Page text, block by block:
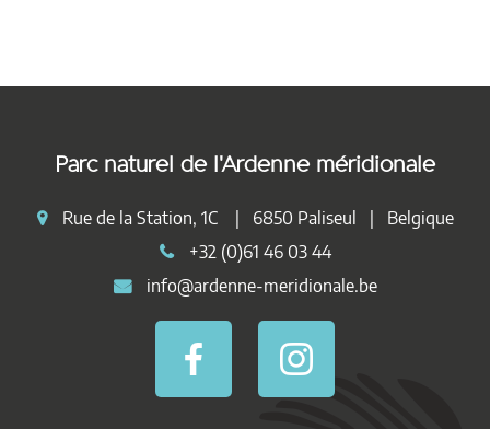
Parc naturel de l'Ardenne méridionale
Rue de la Station, 1C | 6850 Paliseul | Belgique
+32 (0)61 46 03 44
info@ardenne-meridionale.be